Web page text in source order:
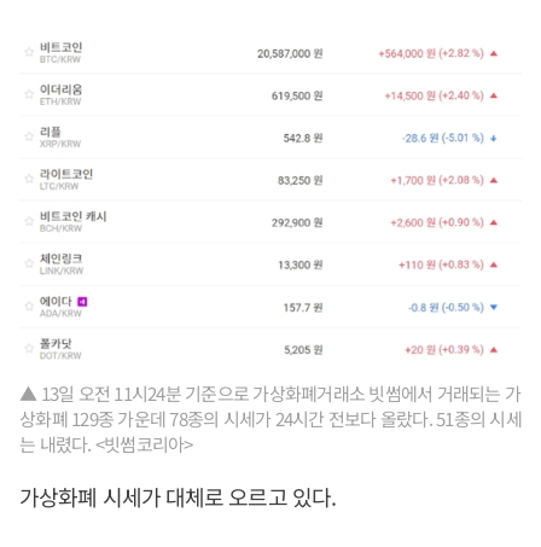
▲ 13일 오전 11시24분 기준으로 가상화폐거래소 빗썸에서 거래되는 가
상화폐 129종 가운데 78종의 시세가 24시간 전보다 올랐다. 51종의 시세
는 내렸다. <빗썸코리아>
가상화폐 시세가 대체로 오르고 있다.